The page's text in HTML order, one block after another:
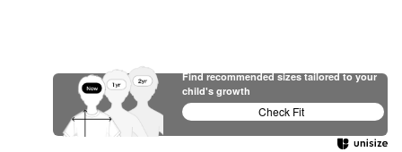
Find recommended sizes tailored to your
child's growth
Check Fit